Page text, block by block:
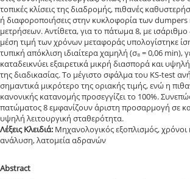
τοπικές κλίσεις της διαδρομής, πιθανές
ή διαφοροποιήσεις στην κυκλοφορία των dumpers
μετρήσεων. Αντίθετα, για το πάτωμα 8, με ισάριθμο
μέση τιμή των χρόνων μεταφοράς υπολογίστηκε
τυπική απόκλιση ιδιαίτερα χαμηλή (σ₈ = 0,06 min),
καταδεικνύει εξαιρετικά μικρή διασπορά και
της διαδικασίας. Το μέγιστο σφάλμα του KS-test
σημαντικά μικρότερο της οριακής τιμής, ενώ η
κανονικής κατανομής προσεγγίζει το 100%.
πατώματος 8 εμφανίζουν άριστη προσαρμογή σε
υψηλή λειτουργική σταθερότητα.
Λέξεις Κλειδιά: Μηχανολογικός εξοπλισμός, χρόνοι
ανάλυση, λατομεία αδρανών
Abstract